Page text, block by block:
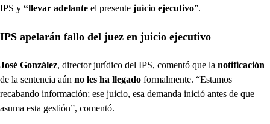
IPS y “llevar adelante el presente juicio ejecutivo”.
IPS apelarán fallo del juez en juicio ejecutivo
José González, director jurídico del IPS, comentó que la notificación
de la sentencia aún no les ha llegado formalmente. “Estamos
recabando información; ese juicio, esa demanda inició antes de que
asuma esta gestión”, comentó.